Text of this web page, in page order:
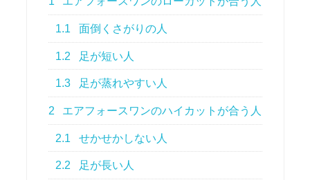
1.1 面倒くさがりの人
1.2 足が短い人
1.3 足が蒸れやすい人
2 エアフォースワンのハイカットが合う人
2.1 せかせかしない人
2.2 足が長い人